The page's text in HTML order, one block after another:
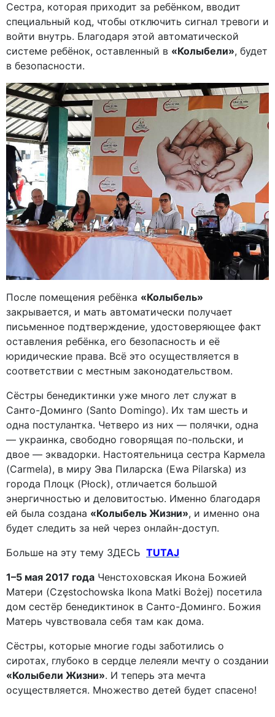
Сестра, которая приходит за ребёнком, вводит
специальный код, чтобы отключить сигнал тревоги и
войти внутрь. Благодаря этой автоматической
системе ребёнок, оставленный в «Колыбели», будет
в безопасности.
После помещения ребёнка «Колыбель»
закрывается, и мать автоматически получает
письменное подтверждение, удостоверяющее факт
оставления ребёнка, его безопасность и её
юридические права. Всё это осуществляется в
соответствии с местным законодательством.
Сёстры бенедиктинки уже много лет служат в
Санто-Доминго (Santo Domingo). Их там шесть и
одна постулантка. Четверо из них — полячки, одна
— украинка, свободно говорящая по-польски, и
двое — эквадорки. Настоятельница сестра Кармела
(Carmela), в миру Эва Пиларска (Ewa Pilarska) из
города Плоцк (Płock), отличается большой
энергичностью и деловитостью. Именно благодаря
ей была создана «Колыбель Жизни», и именно она
будет следить за ней через онлайн-доступ.
Больше на эту тему ЗДЕСЬ TUTAJ
1–5 мая 2017 года Ченстоховская Икона Божией
Матери (Częstochowska Ikona Matki Bożej) посетила
дом сестёр бенедиктинок в Санто-Доминго. Божия
Матерь чувствовала себя там как дома.
Сёстры, которые многие годы заботились о
сиротах, глубоко в сердце лелеяли мечту о создании
«Колыбели Жизни». И теперь эта мечта
осуществляется. Множество детей будет спасено!